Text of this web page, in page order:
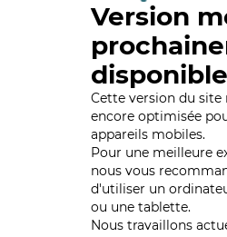
Version
disponible
Cette version du site
encore optimisée
appareils mobiles.
Pour une meilleure
nous vous
d'utiliser un
ou une tablette.
Nous travaillons